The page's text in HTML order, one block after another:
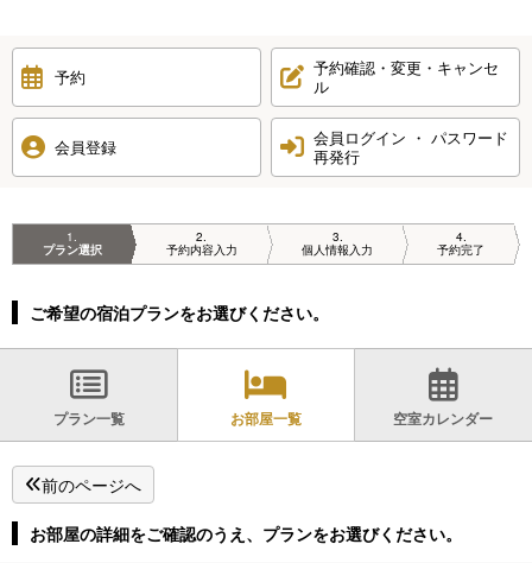
予約
予約確認・変更・キャンセ
ル
会員登録
会員ログイン ・ パスワード
再発行
1
プラン選択
2
予約内容入力
3
個人情報入力
4
予約完了
ご希望の宿泊プランをお選びください。
プラン一覧 お部屋一覧 空室カレンダー
前のページへ
お部屋の詳細をご確認のうえ、プランをお選びください。